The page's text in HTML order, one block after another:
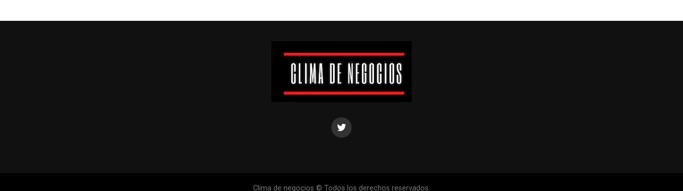
Clima de negocios © Todos los derechos reservados.